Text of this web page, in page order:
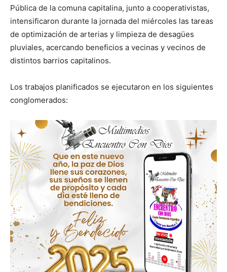
Pública de la comuna capitalina, junto a cooperativistas,
intensificaron durante la jornada del miércoles las tareas
de optimización de arterias y limpieza de desagües
pluviales, acercando beneficios a vecinas y vecinos de
distintos barrios capitalinos.
Los trabajos planificados se ejecutaron en los siguientes
conglomerados: